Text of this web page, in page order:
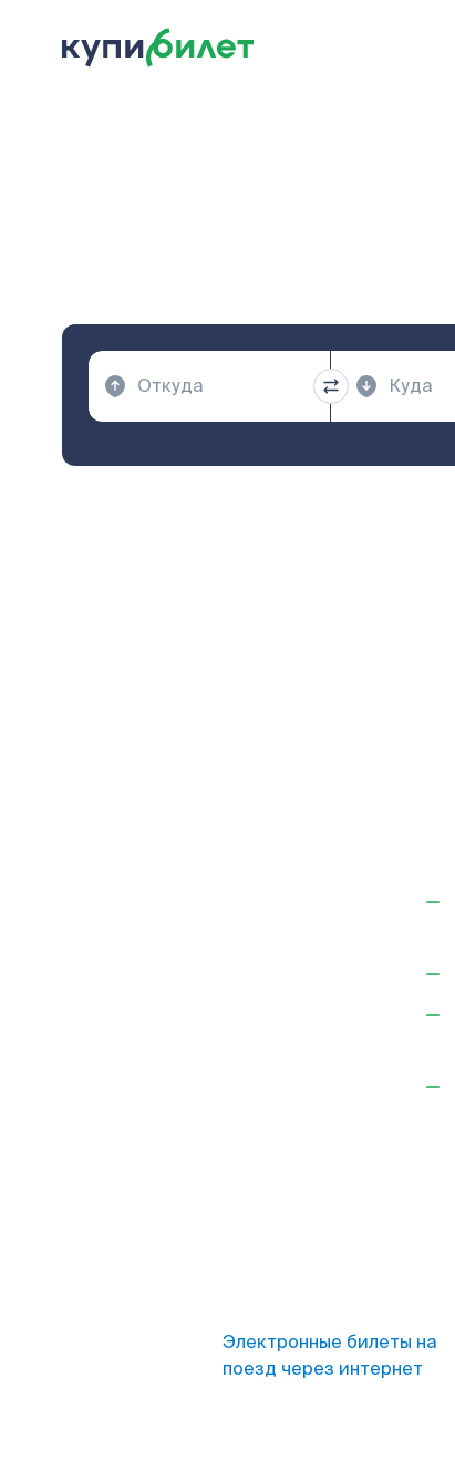
Электронные билеты на
поезд через интернет